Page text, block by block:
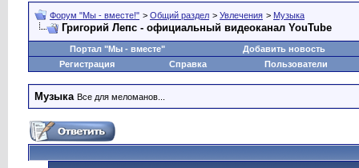
Форум "Мы - вместе!" > Общий раздел > Увлечения > Музыка
Григорий Лепс - официальный видеоканал YouTube
Портал "Мы - вместе"
Добавить новость
Регистрация
Справка Пользователи
Музыка Все для меломанов...